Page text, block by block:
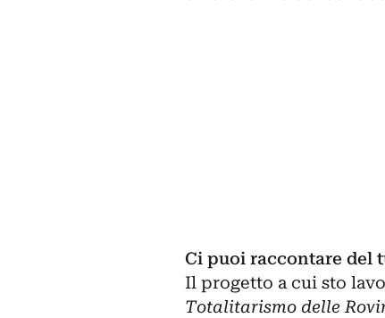
Ci puoi raccontare del
Il progetto a cui sto
Totalitarismo delle